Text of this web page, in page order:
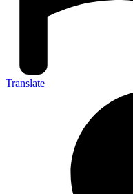
Translate